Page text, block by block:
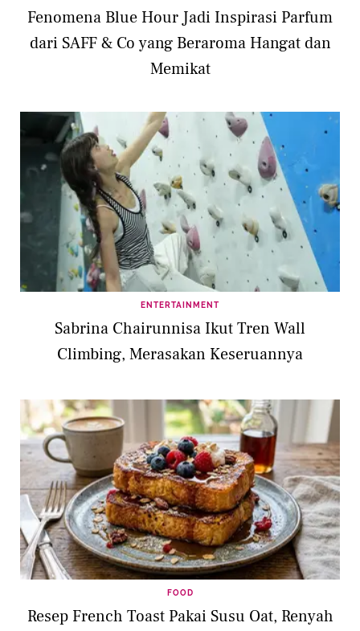
Fenomena Blue Hour Jadi Inspirasi Parfum
dari SAFF & Co yang Beraroma Hangat dan
Memikat
ENTERTAINMENT
Sabrina Chairunnisa Ikut Tren Wall
Climbing, Merasakan Keseruannya
FOOD
Resep French Toast Pakai Susu Oat, Renyah